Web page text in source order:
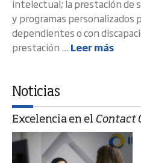
intelectual; la prestación de
y programas personalizados
dependientes o con
prestación ... Leer más
Noticias
Excelencia en el Contact